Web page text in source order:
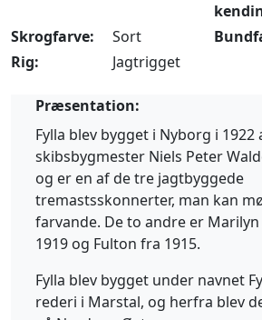
Skrogfarve:
Sort
Rig:
Jagtrigget
Præsentation:
Fylla blev bygget i Nyborg i 1922
skibsbygmester Niels Peter
og er en af de tre jagtbyggede
tremastsskonnerter, man kan
farvande. De to andre er
1919 og Fulton fra 1915.
Fylla blev bygget under navnet
rederi i Marstal, og herfra blev